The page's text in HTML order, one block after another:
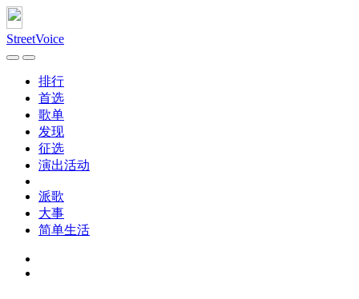
StreetVoice
排行
首选
歌单
发现
征选
演出活动
派歌
大事
简单生活